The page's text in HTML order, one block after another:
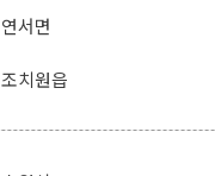
연서면
조치원읍